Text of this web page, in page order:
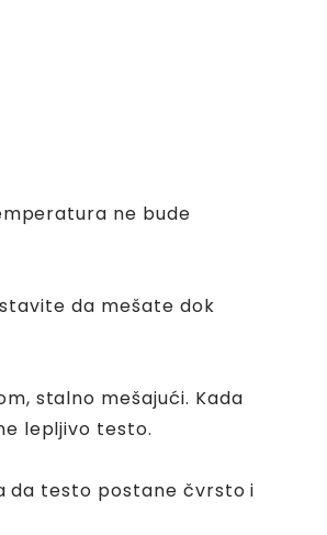
ne bude
da mešate dok
stalno mešajući. Kada
lepljivo testo.
da testo postane čvrsto i